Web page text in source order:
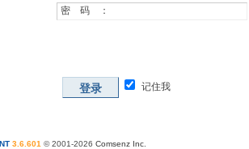
密 码 ：
登录 记住我
3.6.601 © 2001-2026 Comsenz Inc